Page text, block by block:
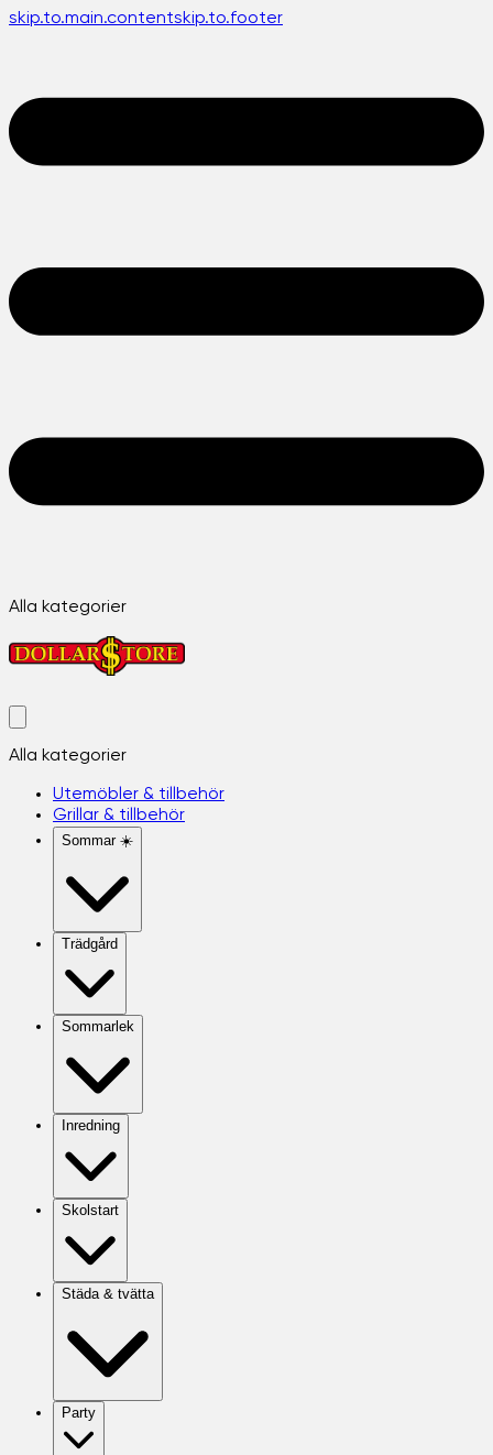
skip.to.main.contentskip.to.footer
Alla kategorier
Alla kategorier
Utemöbler & tillbehör
Grillar & tillbehör
Sommar ☀️
Trädgård
Sommarlek
Inredning
Skolstart
Städa & tvätta
Party